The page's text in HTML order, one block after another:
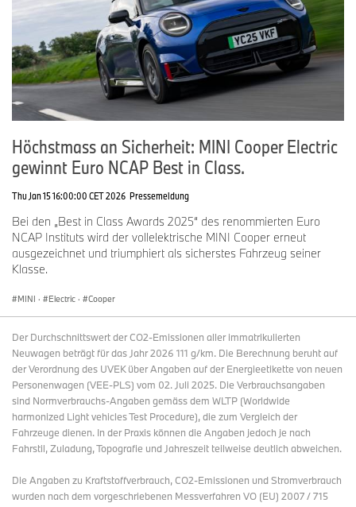
Höchstmass an Sicherheit: MINI Cooper Electric
gewinnt Euro NCAP Best in Class.
Thu Jan 15 16:00:00 CET 2026 Pressemeldung
Bei den „Best in Class Awards 2025“ des renommierten Euro
NCAP Instituts wird der vollelektrische MINI Cooper erneut
ausgezeichnet und triumphiert als sicherstes Fahrzeug seiner
Klasse.
MINI · Electric · Cooper
Der Durchschnittswert der CO2-Emissionen aller immatrikulierten
Neuwagen beträgt für das Jahr 2026 111 g/km. Die Berechnung beruht auf
der Verordnung des UVEK über Angaben auf der Energieetikette von neuen
Personenwagen (VEE-PLS) vom 02. Juli 2025. Die Verbrauchsangaben
sind Normverbrauchs-Angaben gemäss dem WLTP (Worldwide
harmonized Light vehicles Test Procedure), die zum Vergleich der
Fahrzeuge dienen. In der Praxis können die Angaben jedoch je nach
Fahrstil, Zuladung, Topografie und Jahreszeit teilweise deutlich abweichen.
Die Angaben zu Kraftstoffverbrauch, CO2-Emissionen und Stromverbrauch
wurden nach dem vorgeschriebenen Messverfahren VO (EU) 2007 / 715